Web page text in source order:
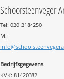
Schoorsteenveger
Tel: 020-2184250
M:
Bedrijfsgegevens
KVK: 81420382